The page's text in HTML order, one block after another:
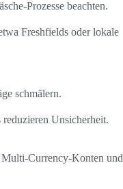
Prozesse beachten.
Freshfields oder lokale
schmälern.
Unsicherheit.
Currency-Konten und